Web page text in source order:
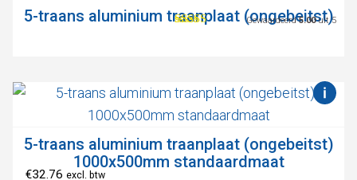
5-traans aluminium traanplaat (ongebeitst)
Gewaardeerd5.00uit 5
5-traans aluminium traanplaat (ongebeitst)
1000x500mm standaardmaat
€32.76 excl. btw